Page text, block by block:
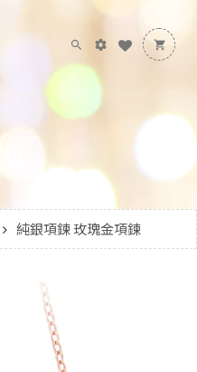
純銀項鍊 玫瑰金項鍊